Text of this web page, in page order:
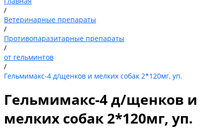
/
Ветеринарные препараты
/
Противопаразитарные препараты
/
от гельминтов
/
Гельмимакс-4 д/щенков и мелких собак 2*120мг, уп.
Гельмимакс-4 д/щенков и
мелких собак 2*120мг, уп.